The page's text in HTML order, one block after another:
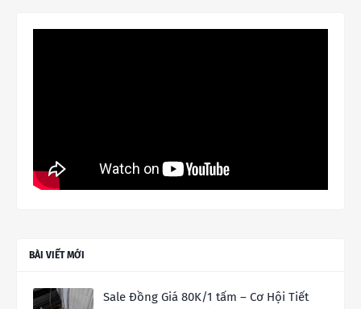
BÀI VIẾT MỚI
Sale Đồng Giá 80K/1 tấm – Cơ Hội Tiết